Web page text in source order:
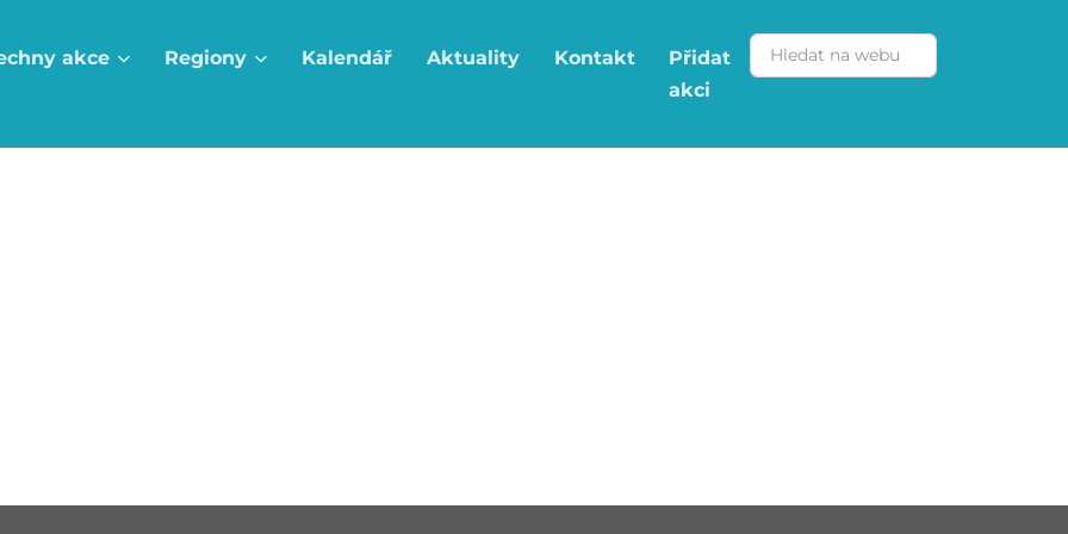
akce Regiony Kalendář Aktuality Kontakt
Přidat
akci